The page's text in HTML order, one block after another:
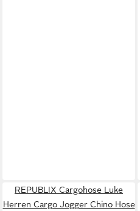
REPUBLIX Cargohose Luke
Herren Cargo Jogger Chino Hose